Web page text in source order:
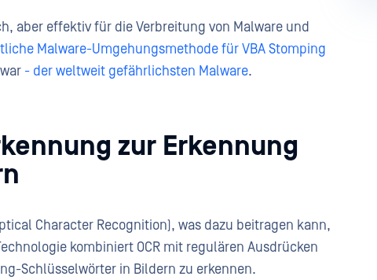
aber effektiv für die Verbreitung von Malware und
Malware-Umgehungsmethode für VBA Stomping
war - der weltweit gefährlichsten Malware.
zur Erkennung
Character Recognition), was dazu beitragen kann,
kombiniert OCR mit regulären Ausdrücken
Schlüsselwörter in Bildern zu erkennen.